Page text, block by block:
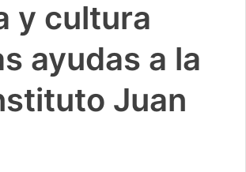
y cultura
ayudas a la
Juan